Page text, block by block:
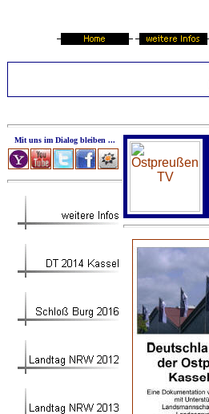
Mit uns im Dialog bleiben ...